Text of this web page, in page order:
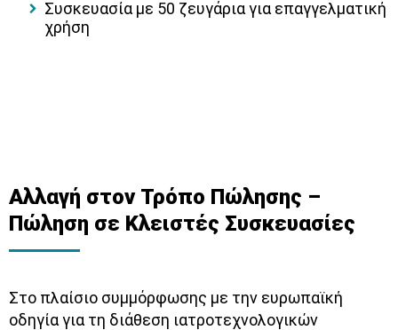
Συσκευασία με 50 ζευγάρια για επαγγελματική
χρήση
Αλλαγή στον Τρόπο Πώλησης –
Πώληση σε Κλειστές Συσκευασίες
Στο πλαίσιο συμμόρφωσης με την ευρωπαϊκή
οδηγία για τη διάθεση ιατροτεχνολογικών